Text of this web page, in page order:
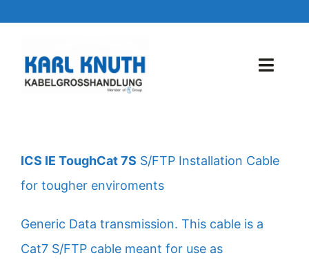
springen
Über uns
News
Lieferprogramm
ICS IE ToughCat 7S S/FTP Installation Cable
for tougher enviroments
Generic Data transmission. This cable is a
Cat7 S/FTP cable meant for use as